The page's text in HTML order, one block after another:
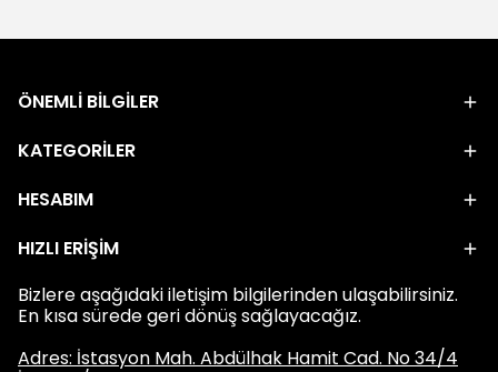
ÖNEMLİ BİLGİLER
KATEGORİLER
HESABIM
HIZLI ERİŞİM
Bizlere aşağıdaki iletişim bilgilerinden ulaşabilirsiniz.
En kısa sürede geri dönüş sağlayacağız.
Adres: İstasyon Mah. Abdülhak Hamit Cad. No 34/4